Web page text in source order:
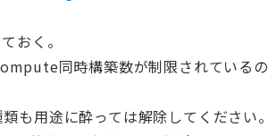
おく。
同時構築数が制限されている
用途に酔っては解除してください。